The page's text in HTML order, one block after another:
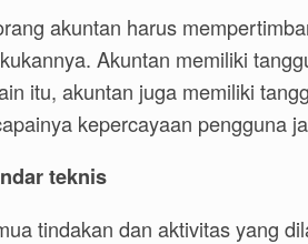
akuntan harus
Akuntan memiliki
itu, akuntan juga memiliki
kepercayaan pengguna
teknis
tindakan dan aktivitas yang